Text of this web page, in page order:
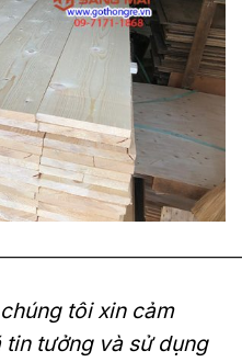
tôi xin cảm
tưởng và sử dụng